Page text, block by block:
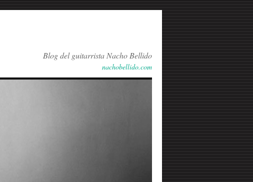
Blog del guitarrista Nacho Bellido
nachobellido.com